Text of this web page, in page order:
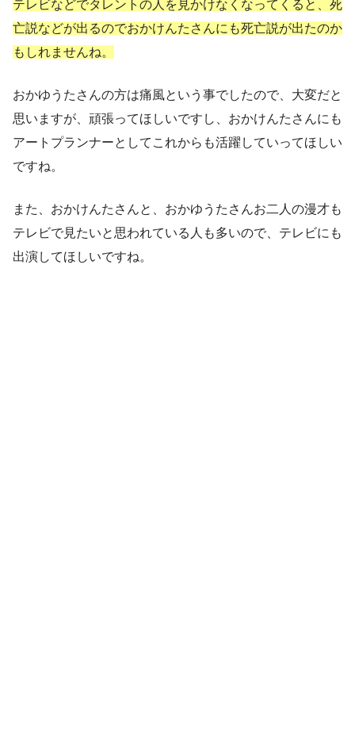
テレビなどでタレントの人を見かけなくなってくると、死
亡説などが出るのでおかけんたさんにも死亡説が出たのか
もしれませんね。
おかゆうたさんの方は痛風という事でしたので、大変だと
思いますが、頑張ってほしいですし、おかけんたさんにも
アートプランナーとしてこれからも活躍していってほしい
ですね。
また、おかけんたさんと、おかゆうたさんお二人の漫才も
テレビで見たいと思われている人も多いので、テレビにも
出演してほしいですね。